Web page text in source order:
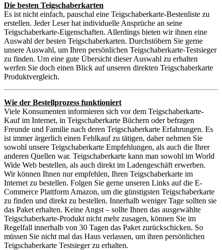
Die besten Teigschaberkarten
Es ist nicht einfach, pauschal eine Teigschaberkarte-Bestenliste zu
erstellen. Jeder Leser hat individuelle Ansprüche an seine
Teigschaberkarte-Eigenschaften. Allerdings bieten wir ihnen eine
Auswahl der besten Teigschaberkarten. Durchstöbern Sie gerne
unsere Auswahl, um Ihren persönlichen Teigschaberkarte-Testsieger
zu finden. Um eine gute Übersicht dieser Auswahl zu erhalten
werfen Sie doch einen Blick auf unseren direkten Teigschaberkarte
Produktvergleich.
Wie der Bestellprozess funktioniert
Viele Konsumenten informieren sich vor dem Teigschaberkarte-
Kauf im Internet, in Teigschaberkarte Büchern oder befragen
Freunde und Familie nach deren Teigschaberkarte Erfahrungen. Es
ist immer ärgerlich einen Fehlkauf zu tätigen, daher nehmen Sie
sowohl unsere Teigschaberkarte Empfehlungen, als auch die Ihrer
anderen Quellen war. Teigschaberkarte kann man sowohl im World
Wide Web bestellen, als auch direkt im Ladengeschäft erwerben.
Wir können Ihnen nur empfehlen, Ihren Teigschaberkarte im
Internet zu bestellen. Folgen Sie gerne unseren Links auf die E-
Commerce Plattform Amazon, um die günstigsten Teigschaberkarte
zu finden und direkt zu bestellen. Innerhalb weniger Tage sollten sie
das Paket erhalten. Keine Angst – sollte Ihnen das ausgewählte
Teigschaberkarte-Produkt nicht mehr zusagen, können Sie im
Regelfall innerhalb von 30 Tagen das Paket zurückschicken. So
müssen Sie nicht mal das Haus verlassen, um ihren persönlichen
Teigschaberkarte Testsieger zu erhalten.